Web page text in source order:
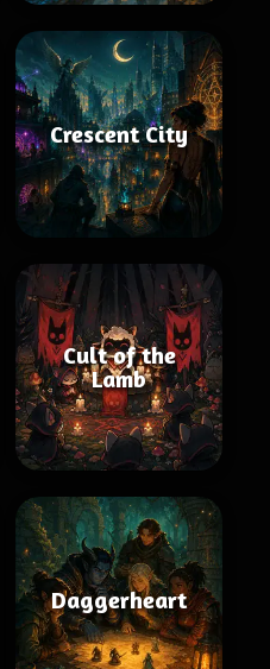
Crescent City
Cult of the
Lamb
Daggerheart